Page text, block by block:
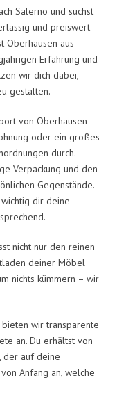
Salerno und suchst
und preiswert
Oberhausen aus
Erfahrung und
wir dich dabei,
gestalten.
von Oberhausen
oder ein großes
durch.
Verpackung und den
Gegenstände.
dir deine
nicht nur den reinen
deiner Möbel
nichts kümmern – wir
wir transparente
an. Du erhältst von
der auf deine
Anfang an, welche